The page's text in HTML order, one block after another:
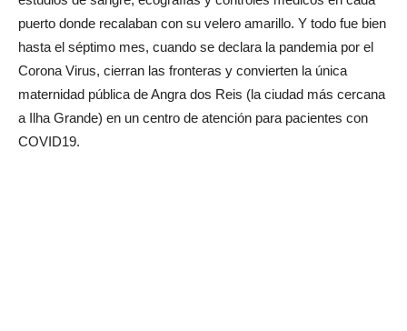
puerto donde recalaban con su velero amarillo. Y todo fue bien
hasta el séptimo mes, cuando se declara la pandemia por el
Corona Virus, cierran las fronteras y convierten la única
maternidad pública de Angra dos Reis (la ciudad más cercana
a Ilha Grande) en un centro de atención para pacientes con
COVID19.